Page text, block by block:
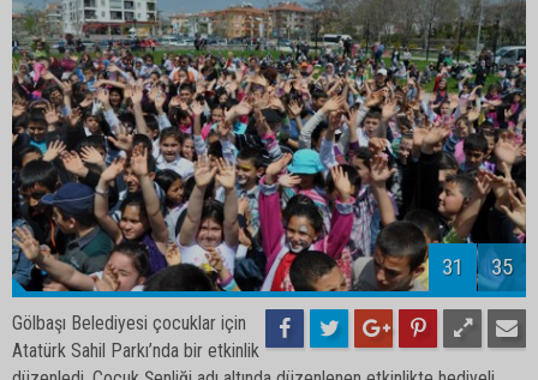
33 35
Gölbaşı Belediyesi çocuklar için
Atatürk Sahil Parkı’nda bir etkinlik
düzenledi. Çocuk Şenliği adı altında düzenlenen etkinlikte hediyeli